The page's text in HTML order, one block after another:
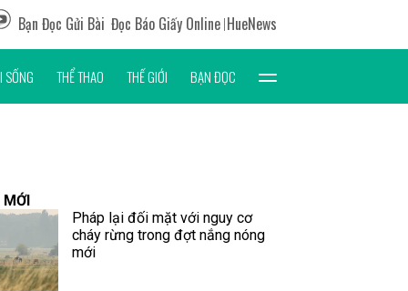
Bạn Đọc Gửi Bài Đọc Báo Giấy Online HueNews
SỐNG THỂ THAO THẾ GIỚI BẠN ĐỌC
Pháp lại đối mặt với nguy cơ
cháy rừng trong đợt nắng nóng
mới